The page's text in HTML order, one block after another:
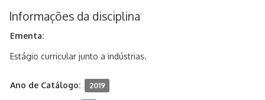
Informações da disciplina
Ementa:
Estágio curricular junto a indústrias.
Ano de Catálogo: 2019